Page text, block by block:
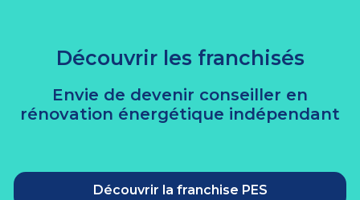
Découvrir les franchisés
Envie de devenir conseiller en
rénovation énergétique indépendant
Découvrir la franchise PES